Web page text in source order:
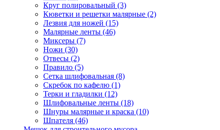
Круг полировальный (3)
Кюветки и решетки малярные (2)
Лезвия для ножей (15)
Малярные ленты (46)
Миксеры (7)
Ножи (30)
Отвесы (2)
Правило (5)
Сетка шлифовальная (8)
Скребок по кафелю (1)
Терки и гладилки (12)
Шлифовальные ленты (18)
Шнуры малярные и краска (10)
Шпателя (46)